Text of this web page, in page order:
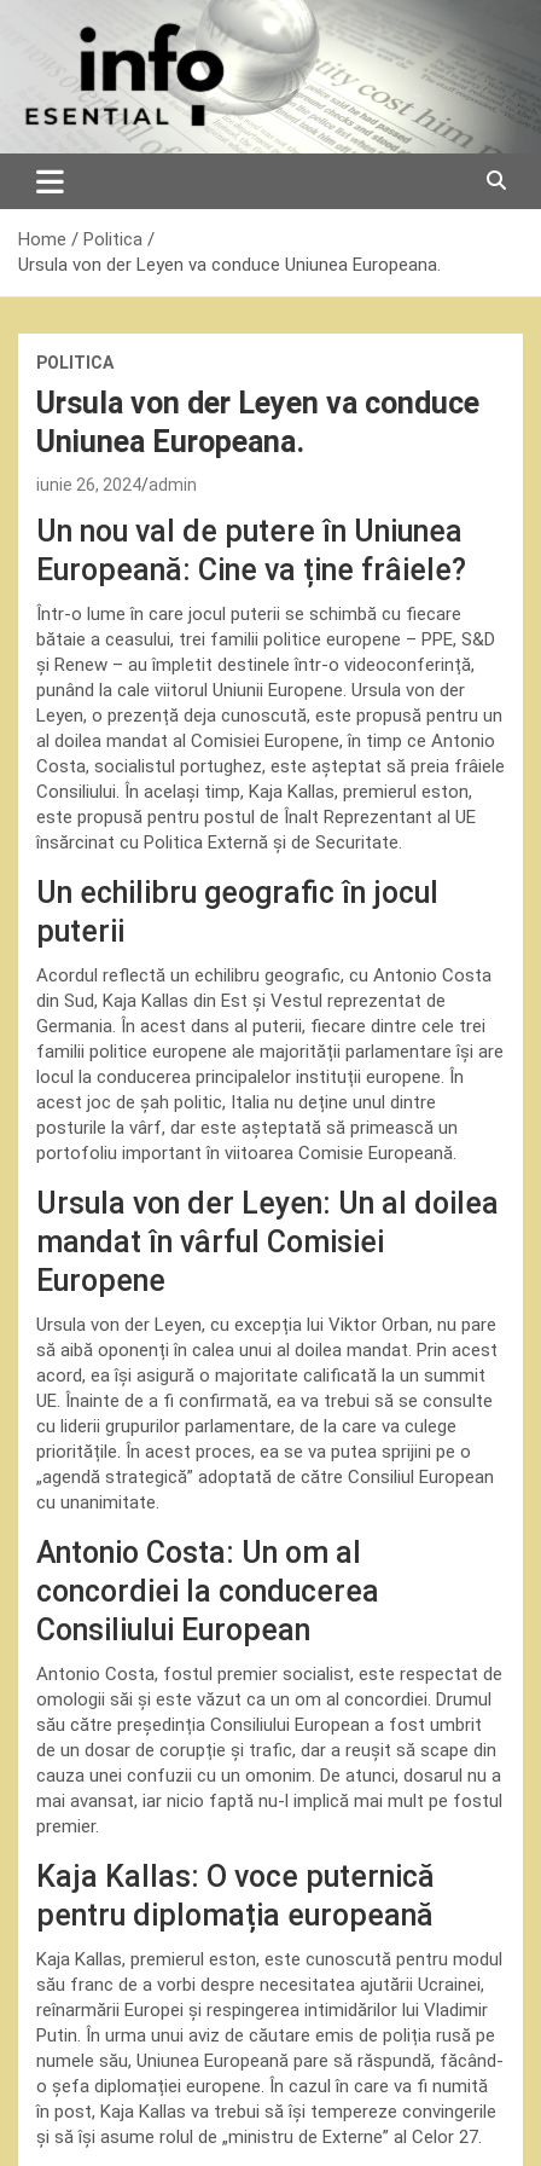
Home
Politica
Ursula von der Leyen va conduce Uniunea Europeana.
POLITICA
Ursula von der Leyen va conduce
Uniunea Europeana.
iunie 26, 2024 admin
Un nou val de putere în Uniunea
Europeană: Cine va ține frâiele?
Într-o lume în care jocul puterii se schimbă cu fiecare
bătaie a ceasului, trei familii politice europene – PPE, S&D
și Renew – au împletit destinele într-o videoconferință,
punând la cale viitorul Uniunii Europene. Ursula von der
Leyen, o prezență deja cunoscută, este propusă pentru un
al doilea mandat al Comisiei Europene, în timp ce Antonio
Costa, socialistul portughez, este așteptat să preia frâiele
Consiliului. În același timp, Kaja Kallas, premierul eston,
este propusă pentru postul de Înalt Reprezentant al UE
însărcinat cu Politica Externă și de Securitate.
Un echilibru geografic în jocul
puterii
Acordul reflectă un echilibru geografic, cu Antonio Costa
din Sud, Kaja Kallas din Est și Vestul reprezentat de
Germania. În acest dans al puterii, fiecare dintre cele trei
familii politice europene ale majorității parlamentare își are
locul la conducerea principalelor instituții europene. În
acest joc de șah politic, Italia nu deține unul dintre
posturile la vârf, dar este așteptată să primească un
portofoliu important în viitoarea Comisie Europeană.
Ursula von der Leyen: Un al doilea
mandat în vârful Comisiei
Europene
Ursula von der Leyen, cu excepția lui Viktor Orban, nu pare
să aibă oponenți în calea unui al doilea mandat. Prin acest
acord, ea își asigură o majoritate calificată la un summit
UE. Înainte de a fi confirmată, ea va trebui să se consulte
cu liderii grupurilor parlamentare, de la care va culege
prioritățile. În acest proces, ea se va putea sprijini pe o
„agendă strategică” adoptată de către Consiliul European
cu unanimitate.
Antonio Costa: Un om al
concordiei la conducerea
Consiliului European
Antonio Costa, fostul premier socialist, este respectat de
omologii săi și este văzut ca un om al concordiei. Drumul
său către președinția Consiliului European a fost umbrit
de un dosar de corupție și trafic, dar a reușit să scape din
cauza unei confuzii cu un omonim. De atunci, dosarul nu a
mai avansat, iar nicio faptă nu-l implică mai mult pe fostul
premier.
Kaja Kallas: O voce puternică
pentru diplomația europeană
Kaja Kallas, premierul eston, este cunoscută pentru modul
său franc de a vorbi despre necesitatea ajutării Ucrainei,
reînarmării Europei și respingerea intimidărilor lui Vladimir
Putin. În urma unui aviz de căutare emis de poliția rusă pe
numele său, Uniunea Europeană pare să răspundă, făcând-
o șefa diplomației europene. În cazul în care va fi numită
în post, Kaja Kallas va trebui să își tempereze convingerile
și să își asume rolul de „ministru de Externe” al Celor 27.